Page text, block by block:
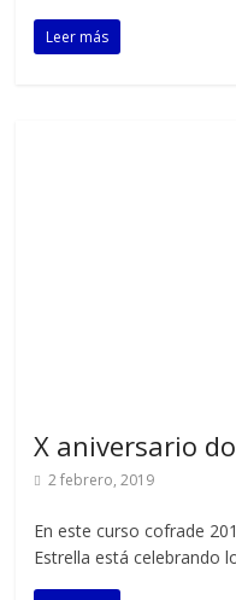
Leer más
X aniversario
2 febrero, 2019
En este curso cofrade
Estrella está celebrando